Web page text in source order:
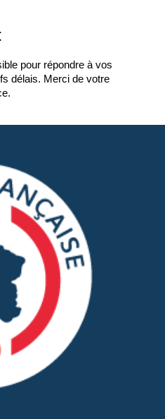
pour répondre à vos
délais. Merci de votre